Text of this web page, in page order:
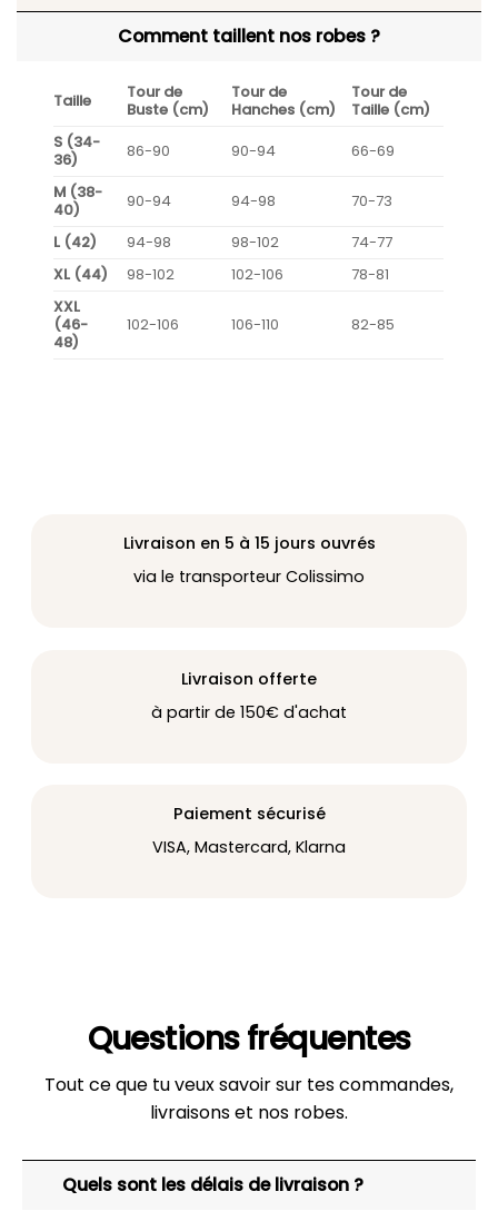
Comment taillent nos robes ?
Taille
Tour de
Buste (cm)
Tour de
Hanches (cm)
Tour de
Taille (cm)
S (34-
36)
86-90 90-94
66-69
M (38-
40)
90-94 94-98
70-73
L (42)
94-98 98-102
74-77
XL (44)
98-102 102-106
78-81
XXL
(46-
48)
102-106 106-110 82-85
Livraison en 5 à 15 jours ouvrés
via le transporteur Colissimo
Livraison offerte
à partir de 150€ d'achat
Paiement sécurisé
VISA, Mastercard, Klarna
Questions fréquentes
Tout ce que tu veux savoir sur tes commandes,
livraisons et nos robes.
Quels sont les délais de livraison ?